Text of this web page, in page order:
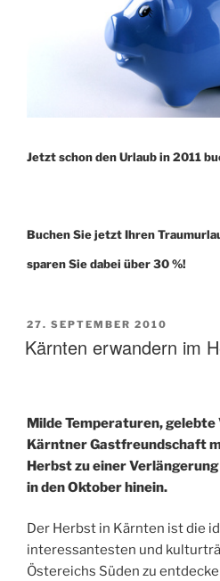
Jetzt schon den Urlaub in 2011
Buchen Sie jetzt Ihren
sparen Sie dabei über 30 %!
VERÖFFENTLICHT
AM
27. SEPTEMBER 2010
Kärnten erwandern im
Milde Temperaturen, gelebte
Kärntner Gastfreundschaft
Herbst zu einer
in den Oktober hinein.
Der Herbst in Kärnten ist die
interessantesten und
Östereichs Süden zu